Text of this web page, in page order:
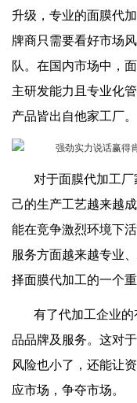
升级，专业的面膜代
牌商只需要看好市场
队。在国内市场中，
主研发能力且专业化
产品皆出自他家工厂。
对于面膜代加工
己的生产工艺越来越
能在竞争激烈环境下
服务方面越来越专业
择面膜代加工的一个重
有了代加工企业
品品牌及服务。这对
风险也小了，还能让
应市场，争夺市场。